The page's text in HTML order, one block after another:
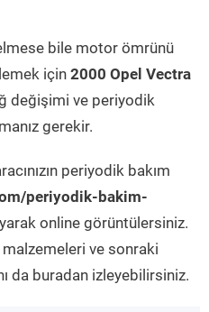
bile motor ömrünü
için 2000 Opel Vectra
değişimi ve periyodik
gerekir.
periyodik bakım
periyodik-bakim-
online görüntülersiniz.
ve sonraki
da buradan izleyebilirsiniz.